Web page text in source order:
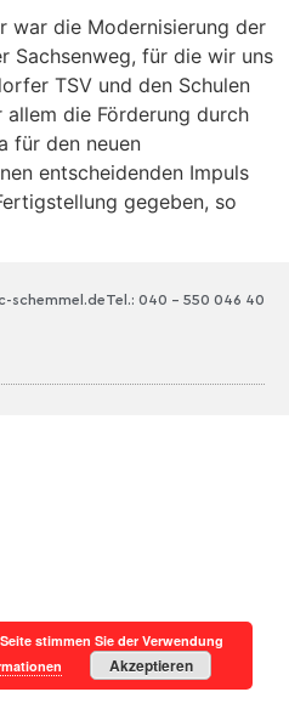
war die Modernisierung der
Sachsenweg, für die wir uns
TSV und den Schulen
die Förderung durch
für den neuen
entscheidenden Impuls
gegeben, so
Tel.: 040 – 550 046 40
schemmel.de
stimmen Sie der Verwendung
Akzeptieren